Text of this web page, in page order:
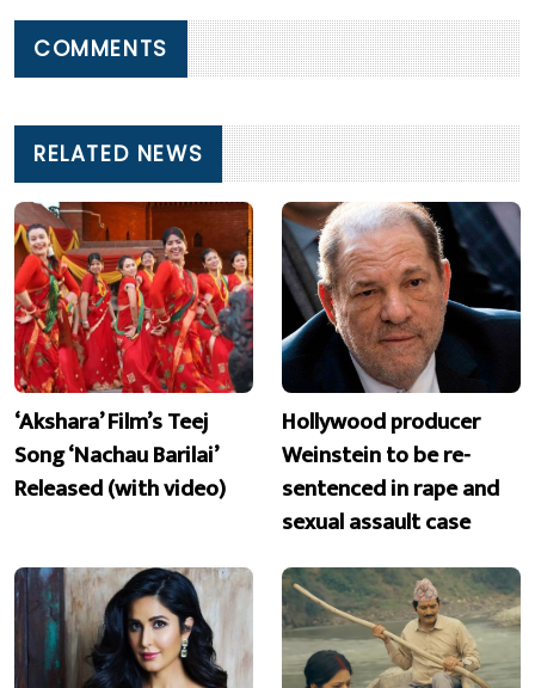
COMMENTS
RELATED NEWS
‘Akshara’ Film’s Teej
Song ‘Nachau Barilai’
Released (with video)
Hollywood producer
Weinstein to be re-
sentenced in rape and
sexual assault case